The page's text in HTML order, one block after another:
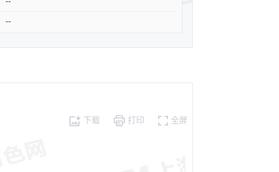
--
下载 打印 全屏